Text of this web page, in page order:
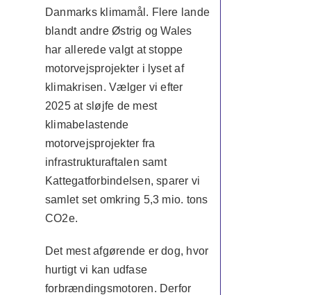
Danmarks klimamål. Flere lande
blandt andre Østrig og Wales
har allerede valgt at stoppe
motorvejsprojekter i lyset af
klimakrisen. Vælger vi efter
2025 at sløjfe de mest
klimabelastende
motorvejsprojekter fra
infrastrukturaftalen samt
Kattegatforbindelsen, sparer vi
samlet set omkring 5,3 mio. tons
CO2e.
Det mest afgørende er dog, hvor
hurtigt vi kan udfase
forbrændingsmotoren. Derfor